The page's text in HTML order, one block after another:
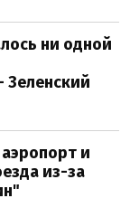
ни одной
Зеленский
и
из-за